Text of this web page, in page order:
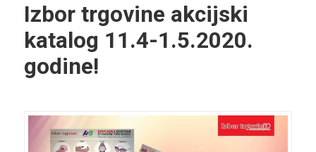
Izbor trgovine akcijski
katalog 11.4-1.5.2020.
godine!